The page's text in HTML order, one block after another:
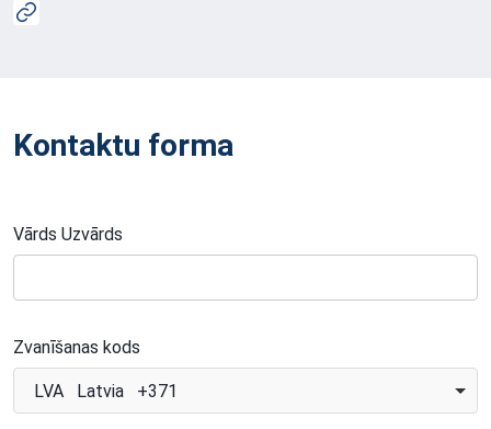
Kontaktu forma
Vārds Uzvārds
Zvanīšanas kods
LVA Latvia +371